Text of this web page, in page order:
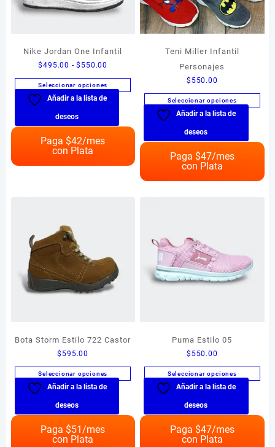
Nike Jordan One Infantil
$495.00 - $ 550.00
de
precios:
hasta
Seleccionar opciones
Este
tiene
múltiples
variantes.
Las
en
la
página
producto
Añadir a la lista de
deseos
Paga $42/mes
con Plata
Teni Miller Infantil
Personajes
$ 550.00
Seleccionar opciones
Este
tiene
múltiples
variantes.
Las
en
la
página
de
Añadir a la lista de
deseos
Paga $47/mes
con Plata
Bota Storm Estilo 722 Castor
$ 595.00
Seleccionar opciones
Este
tiene
múltiples
variantes.
Añadir a la lista de
deseos
Paga $51 /mes
con Plata
Puma Estilo 05
$ 550.00
Seleccionar opciones
Este
tiene
múltiples
variantes.
Añadir a la lista de
deseos
Paga $47/mes
con Plata